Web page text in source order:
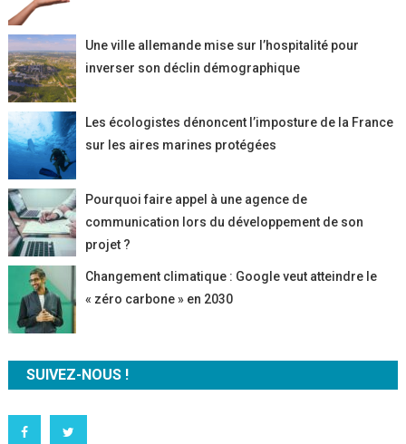
Une ville allemande mise sur l’hospitalité pour
inverser son déclin démographique
Les écologistes dénoncent l’imposture de la France
sur les aires marines protégées
Pourquoi faire appel à une agence de
communication lors du développement de son
projet ?
Changement climatique : Google veut atteindre le
« zéro carbone » en 2030
SUIVEZ-NOUS !